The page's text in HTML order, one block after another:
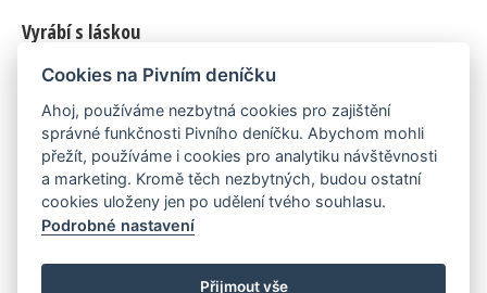
Vyrábí s láskou
© 2010–2026 byLukáš Zemanaka Emka
Máme rádi
Pivní.info
Poznámka pod čarou
Pivní deníček je nezávislý zdroj, který není spjat s žádným
Cookies na Pivním deníčku
Ahoj, používáme nezbytná cookies pro zajištění
správné funkčnosti Pivního deníčku. Abychom mohli
přežít, používáme i cookies pro analytiku návštěvnosti
a marketing. Kromě těch nezbytných, budou ostatní
cookies uloženy jen po udělení tvého souhlasu.
Podrobné nastavení
Přijmout vše